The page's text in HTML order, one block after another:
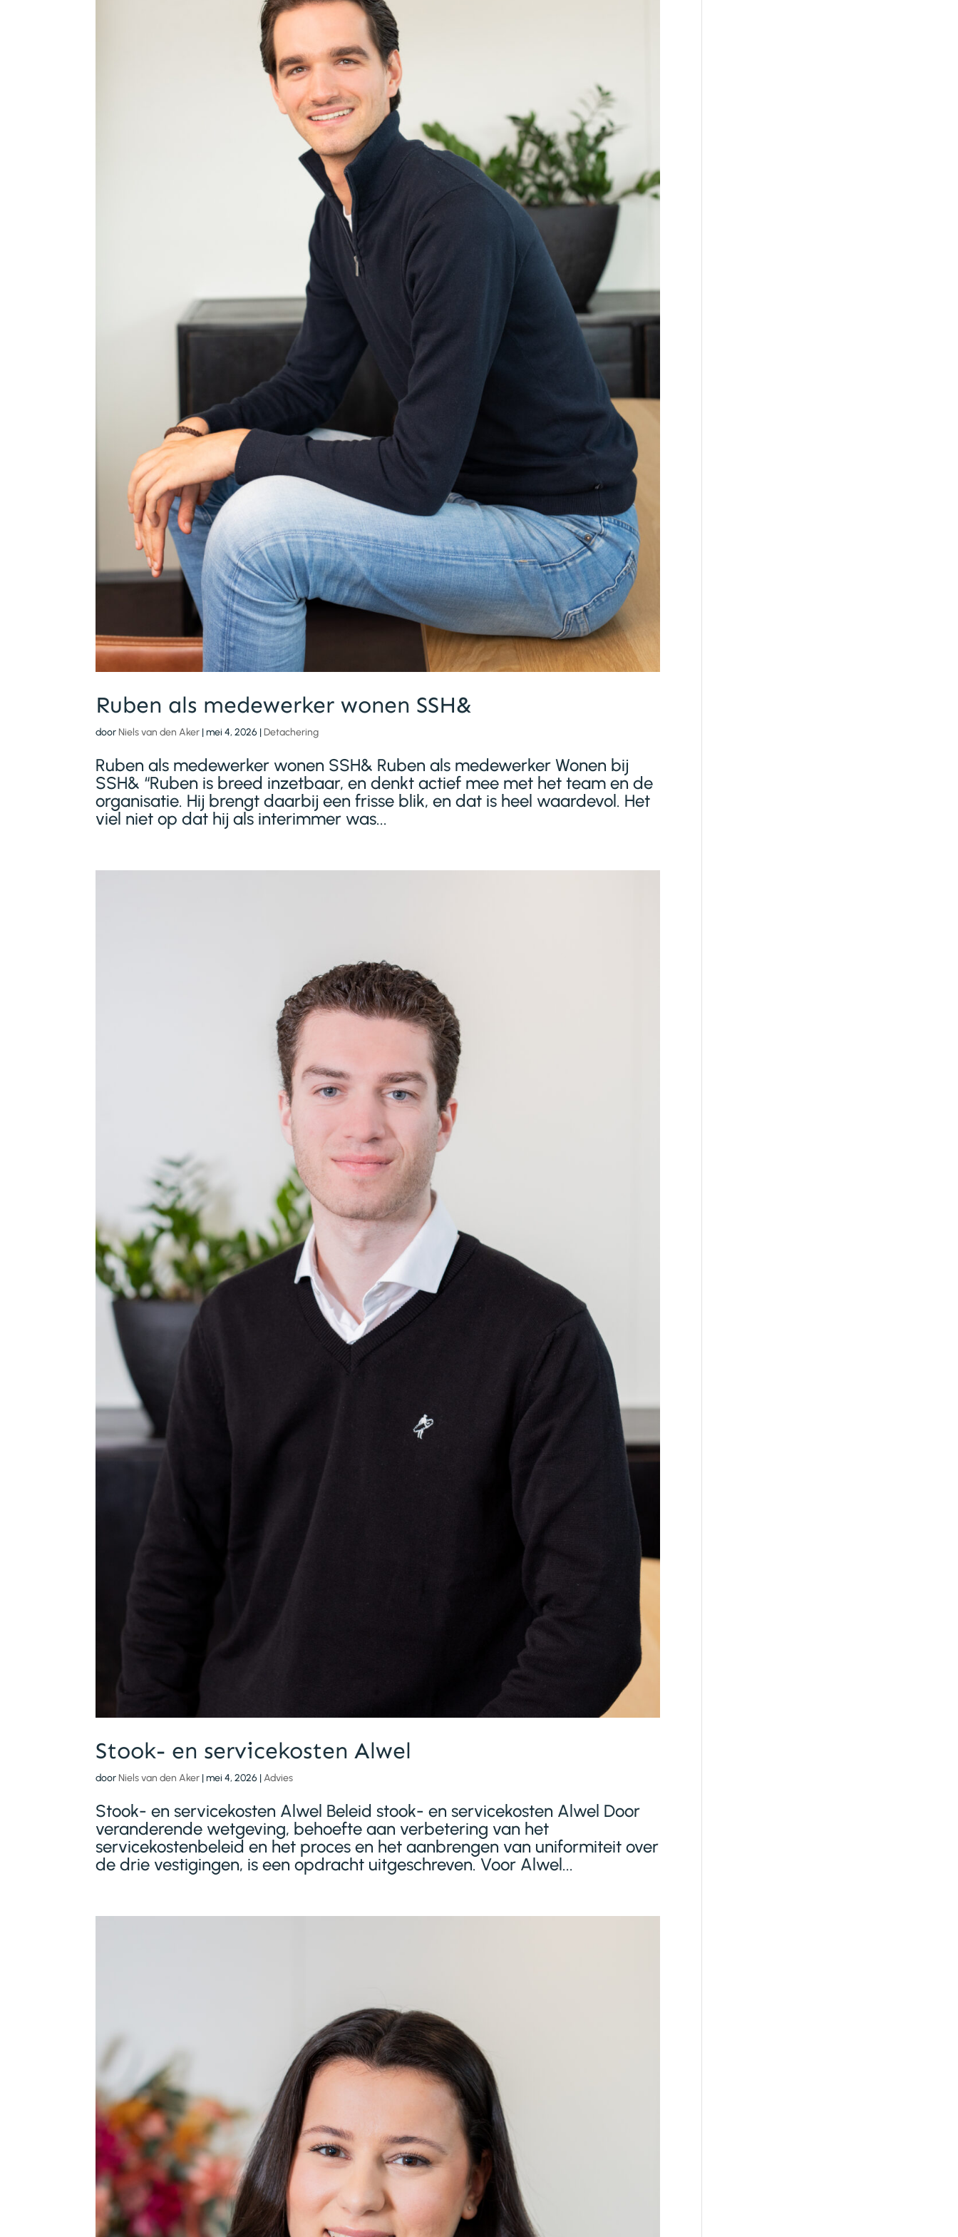
Ruben als medewerker wonen SSH&
doorNiels van den Aker |mei 4, 2026 |Detachering
Ruben als medewerker wonen SSH& Ruben als medewerker Wonen bij
SSH& “Ruben is breed inzetbaar, en denkt actief mee met het team en de
organisatie. Hij brengt daarbij een frisse blik, en dat is heel waardevol. Het
viel niet op dat hij als interimmer was...
Stook- en servicekosten Alwel
doorNiels van den Aker |mei 4, 2026 |Advies
Stook- en servicekosten Alwel Beleid stook- en servicekosten Alwel Door
veranderende wetgeving, behoefte aan verbetering van het
servicekostenbeleid en het proces en het aanbrengen van uniformiteit over
de drie vestigingen, is een opdracht uitgeschreven. Voor Alwel...